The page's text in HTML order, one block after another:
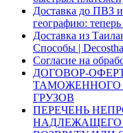
Доставка до ПВЗ
географию:
Доставка из
Способы |
Согласие на
ДОГОВОР-
ТАМОЖЕННОГО
ГРУЗОВ
ПЕРЕЧЕНЬ
НАДЛЕЖАЩЕГО